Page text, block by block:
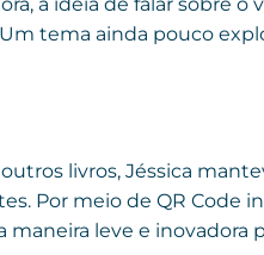
tema ainda pouco
livros, Jéssica
Por meio de QR Code
maneira leve e inovadora